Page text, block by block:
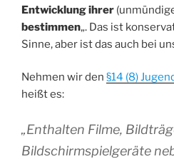
Entwicklung ihrer
bestimmen„. Das ist
Sinne, aber ist das auch bei
Nehmen wir den §14 (8)
heißt es:
„Enthalten Filme,
Bildschirmspielgeräte